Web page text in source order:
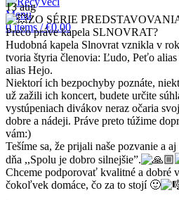
Menu
0items / €0.00
13aug
ZO SÉRIE
Prečo práve kapela SLNOVRAT?
Hudobná kapela Slnovrat vznikla v
tvoria štyria členovia: Ľudo, Peťo alias
alias Hejo.
Niektorí ich bezpochyby poznáte,
už zažili ich koncert, budete určite
vystúpeniach divákov neraz očaria
dobre a nádeji. Práve preto túžime
vám:)
Tešíme sa, že prijali naše pozvanie a
dňa ,,Spolu je dobro silnejšie”.
Chceme podporovať kvalitné a dobré
čokoľvek domáce, čo za to stojí 🙂